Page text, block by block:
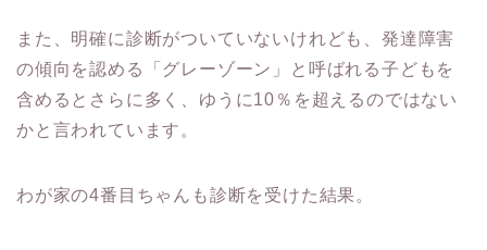
また、明確に診断がついていないけれども、発達障害
の傾向を認める「グレーゾーン」と呼ばれる子どもを
含めるとさらに多く、ゆうに10％を超えるのではない
かと言われています。
わが家の4番目ちゃんも診断を受けた結果。